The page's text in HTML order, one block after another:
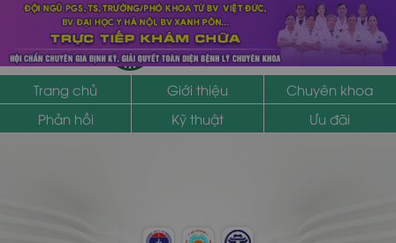
TRUNG TÂM PHỤ KHOA
SỨC KHỎE SINH SẢN
Trang chủ Giới thiệu
Chuyên khoa
Phản hồi
Kỹ thuật Ưu đãi
100K,GIẢM 50%chi phí thủ thuật và điều trị cho chị em đặt